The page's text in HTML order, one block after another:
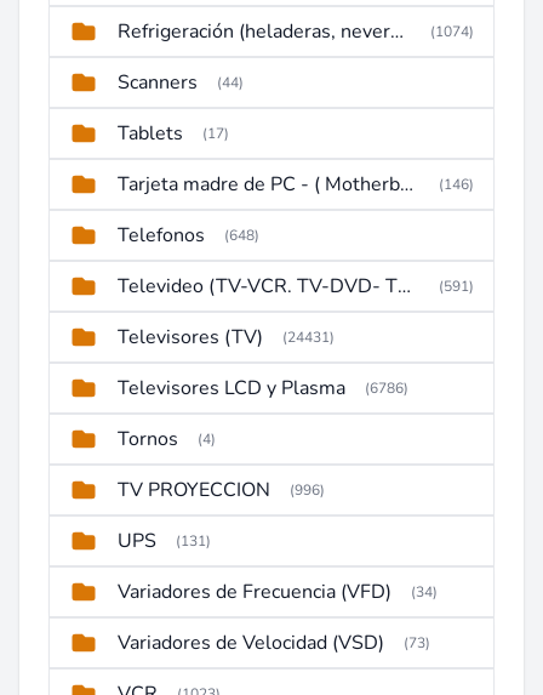
Refrigeración (heladeras, neveras, congeladores) (1074)
Scanners (44)
Tablets (17)
Tarjeta madre de PC - ( Motherboard ) (146)
Telefonos (648)
Televideo (TV-VCR. TV-DVD- TV-DVD-VCR) (591)
Televisores (TV) (24431)
Televisores LCD y Plasma (6786)
Tornos (4)
TV PROYECCION (996)
UPS (131)
Variadores de Frecuencia (VFD) (34)
Variadores de Velocidad (VSD) (73)